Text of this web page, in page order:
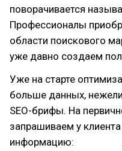
поворачивается
Профессионалы
области поискового
уже давно создаем
Уже на старте
больше данных,
SEO-брифы. На
запрашиваем у
информацию: